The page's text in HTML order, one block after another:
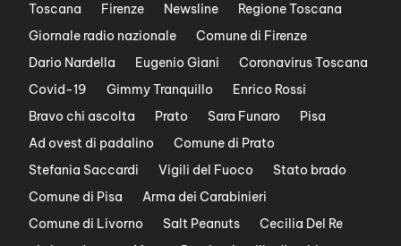
Toscana Firenze Newsline
Regione Toscana
Giornale radio nazionale
Comune di Firenze
Dario Nardella
Eugenio Giani
Coronavirus Toscana
Covid-19
Gimmy Tranquillo
Enrico Rossi
Bravo chi ascolta
Prato Sara Funaro
Pisa
Ad ovest di padalino
Comune di Prato
Stefania Saccardi
Vigili del Fuoco
Stato brado
Comune di Pisa
Arma dei Carabinieri
Comune di Livorno
Salt Peanuts
Cecilia Del Re